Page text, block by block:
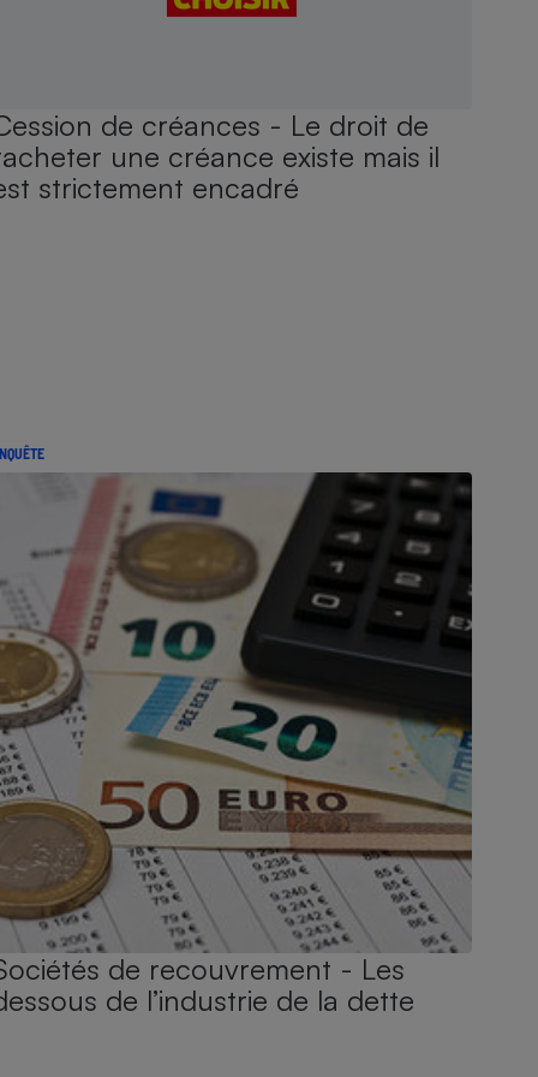
de créances - Le droit de
une créance existe mais il
strictement encadré
de recouvrement - Les
de l’industrie de la dette